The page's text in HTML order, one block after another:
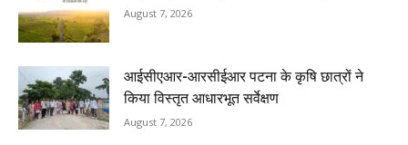
August 7, 2026
आईसीएआर-आरसीईआर पटना के कृषि छात्रों ने
किया विस्तृत आधारभूत सर्वेक्षण
August 7, 2026